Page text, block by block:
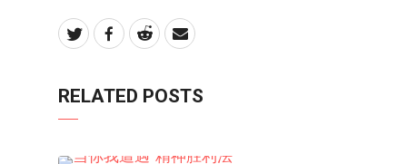
RELATED POSTS